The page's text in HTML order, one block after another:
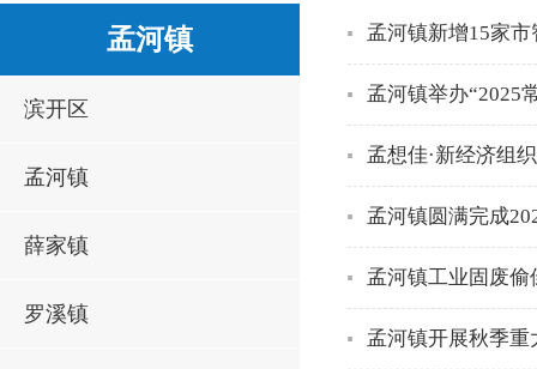
孟河镇
滨开区
孟河镇
薛家镇
罗溪镇
孟河镇新增15家
孟河镇举办“2025
孟想佳·新经济组
孟河镇圆满完成
孟河镇工业固废
孟河镇开展秋季